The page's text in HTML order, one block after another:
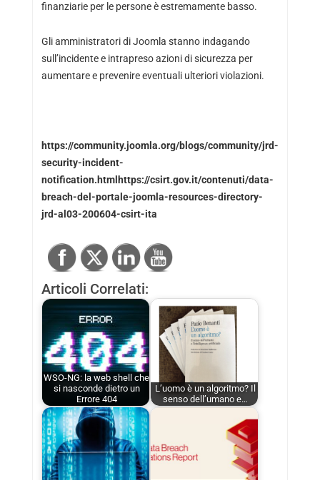
finanziarie per le persone è estremamente basso.
Gli amministratori di Joomla stanno indagando
sull’incidente e intrapreso azioni di sicurezza per
aumentare e prevenire eventuali ulteriori violazioni.
https://community.joomla.org/blogs/community/jrd-
security-incident-
notification.htmlhttps://csirt.gov.it/contenuti/data-
breach-del-portale-joomla-resources-directory-
jrd-al03-200604-csirt-ita
Articoli Correlati:
WSO-NG: la web shell che
si nasconde dietro un
Errore 404
L’uomo è un algoritmo? Il
senso dell’umano e…